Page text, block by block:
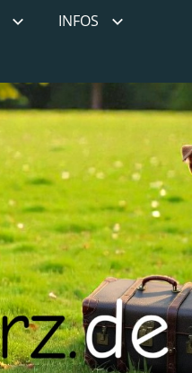
INFOS